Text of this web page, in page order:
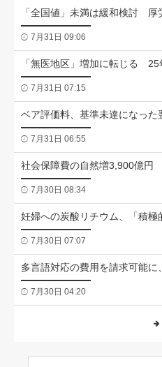
「全国値」未満は緩和検討 厚
7月31日 09:06
「無医地区」増加に転じる 25
7月31日 07:15
ベア評価料、基準未達になった
7月31日 06:55
社会保障費の自然増3,900億円
7月30日 08:34
妊婦への炭酸リチウム、「積極
7月30日 07:07
多言語対応の費用を請求可能に
7月30日 04:20